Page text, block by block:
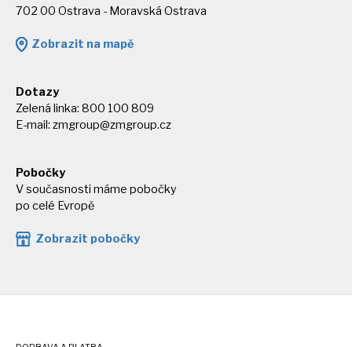
702 00 Ostrava - Moravská Ostrava
Zobrazit na mapě
Dotazy
Zelená linka: 800 100 809
E-mail: zmgroup@zmgroup.cz
Pobočky
V současnosti máme pobočky
po celé Evropě
Zobrazit pobočky